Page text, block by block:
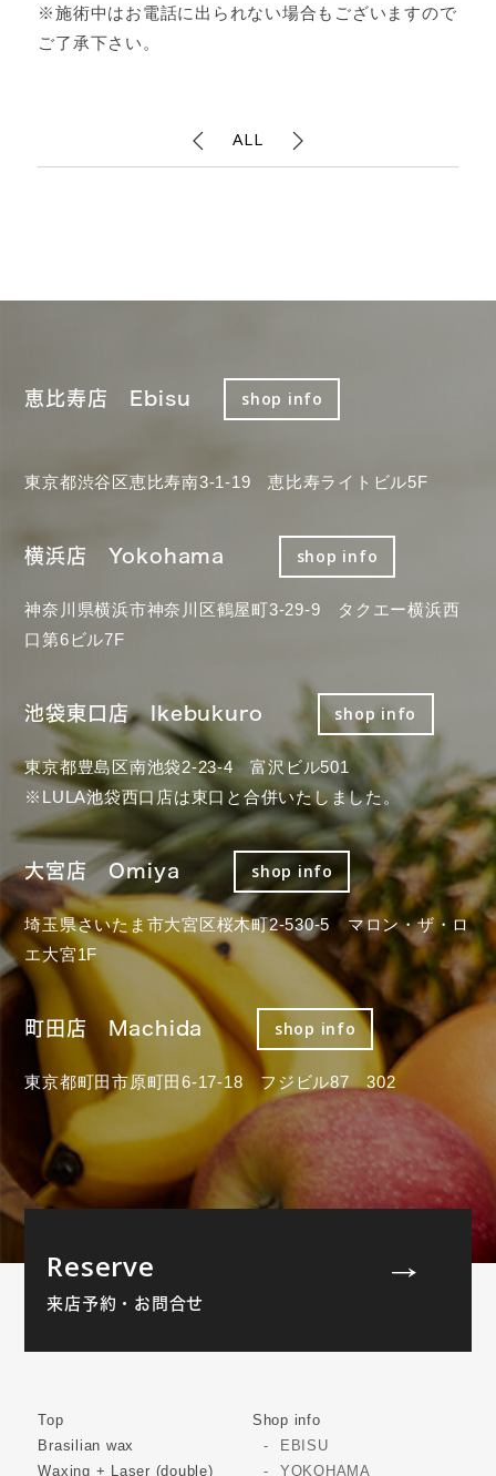
※施術中はお電話に出られない場合もございますので
ご了承下さい。
ALL
恵比寿店 Ebisu shop info
東京都渋谷区恵比寿南3-1-19 恵比寿ライトビル5F
横浜店 Yokohama shop info
神奈川県横浜市神奈川区鶴屋町3-29-9 タクエー横浜西
口第6ビル7F
池袋東口店 Ikebukuro shop info
東京都豊島区南池袋2-23-4 富沢ビル501
※LULA池袋西口店は東口と合併いたしました。
大宮店 Omiya shop info
埼玉県さいたま市大宮区桜木町2-530-5 マロン・ザ・ロ
エ大宮1F
町田店 Machida shop info
東京都町田市原町田6-17-18 フジビル87 302
Reserve
来店予約・お問合せ
Top
Brasilian wax
Waxing + Laser (double)
Shop info
EBISU
YOKOHAMA